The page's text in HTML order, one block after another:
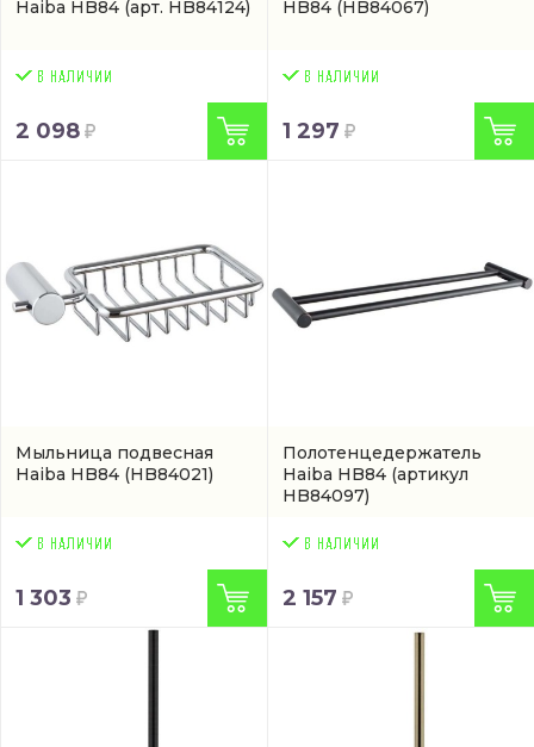
Haiba HB84 (арт. HB84124)
2 098
HB84 (HB84067)
1 297
Мыльница подвесная
Haiba HB84 (HB84021)
1 303
Полотенцедержатель
Haiba HB84 (артикул
HB84097)
2 157